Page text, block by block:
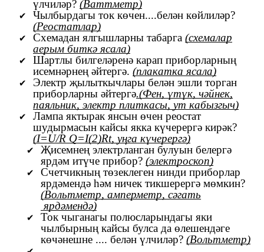
үлчиләр? (Ваттметр)
Чылбырдагы ток көчен....белән көйлиләр?
(Реостатлар)
Схемадан ялгышларны табарга (схемалар
аерым биткә ясала)
Шартлы билгеләренә карап приборларның
исемнәрнең әйтергә. (плакатка ясала)
Электр җылыткычлары белән эшли торган
приборларны әйтергә.(Фен, үтүк, чәйнек,
паяльник, электр плиткасы, ут кабызгыч)
Лампа яктырак янсын өчен реостат
шудырмасын кайсы якка күчерергә кирәк?
(I=U/R Q=I(2)Rt, уңга күчерергә)
Җисемнең электрланган булуын белергә
ярдәм итүче прибор?(электроскоп)
Счетчикның төзеклеген нинди приборлар
ярдәмендә һәм ничек тикшерергә мөмкин?
(Вольтметр, амперметр, сәгать
ярдәмендә)
Ток чыганагы полюсларындагы яки
чылбырның кайсы булса да өлешендәге
көчәнешне .... белән үлчиләр?(Вольтметр)